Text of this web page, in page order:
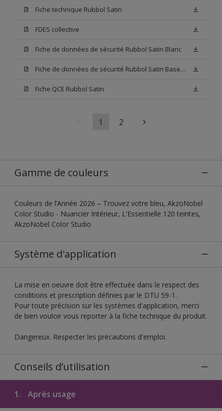
Fiche technique Rubbol Satin
FDES collective
Fiche de données de sécurité Rubbol Satin Blanc
Fiche de données de sécurité Rubbol Satin Base W05
Fiche QCE Rubbol Satin
1 2
Gamme de couleurs
Couleurs de l’Année 2026 – Trouvez votre bleu, AkzoNobel
Color Studio - Nuancier Intérieur, L'Essentielle 120 teintes,
AkzoNobel Color Studio
Système d'application
La mise en oeuvre doit être effectuée dans le respect des
conditions et prescription définies par le DTU 59-1.
Pour toute précision sur les systèmes d'application, merci
de bien vouloir vous reporter à la fiche technique du produit.
Dangereux. Respecter les précautions d'emploi.
Conseils d’utilisation
1. Après usage